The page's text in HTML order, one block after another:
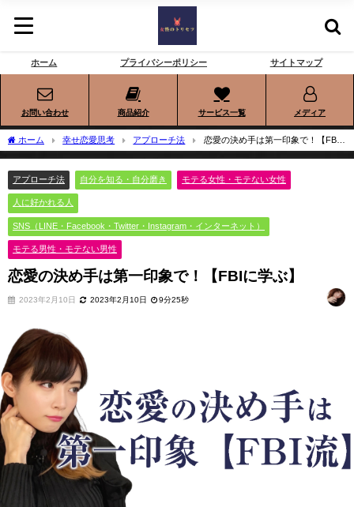
ホーム プライバシーポリシー サイトマップ
お問い合わせ 商品紹介 サービス一覧 メディア
ホーム 幸せ恋愛思考 アプローチ法
恋愛の決め手は第一印象で！【FBI
に学ぶ】
アプローチ法 自分を知る・自分磨き モテる女性・モテない女性
人に好かれる人
SNS（LINE・Facebook・Twitter・Instagram・インターネット）
モテる男性・モテない男性
恋愛の決め手は第一印象で！【FBIに学ぶ】
2023年2月10日 2023年2月10日 9分25秒